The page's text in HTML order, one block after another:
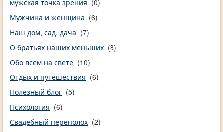
мужская точка зрения (0)
Мужчина и женщина (6)
Наш дом, сад, дача (7)
О братьях наших меньших (8)
Обо всем на свете (10)
Отдых и путешествия (6)
Полезный блог (5)
Психология (6)
Свадебный переполох (2)